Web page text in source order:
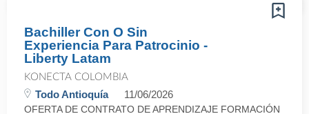
Bachiller Con O Sin
Experiencia Para Patrocinio -
Liberty Latam
KONECTA COLOMBIA
Todo Antioquía 11/06/2026
OFERTA DE CONTRATO DE APRENDIZAJE FORMACIÓN